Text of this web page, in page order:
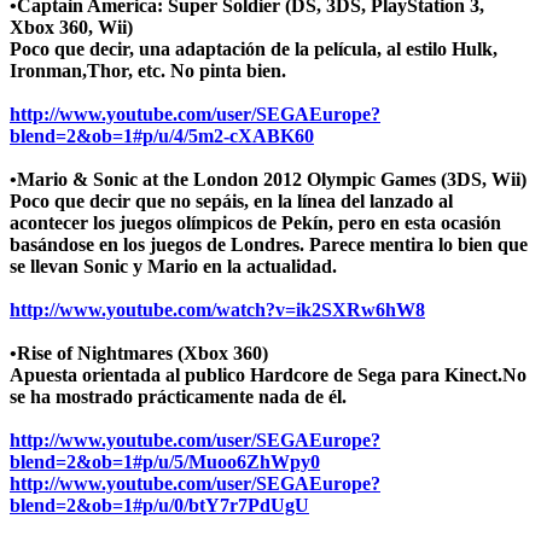
•Captain America: Super Soldier (DS, 3DS, PlayStation 3,
Xbox 360, Wii)
Poco que decir, una adaptación de la película, al estilo Hulk,
Ironman,Thor, etc. No pinta bien.
http://www.youtube.com/user/SEGAEurope?
blend=2&ob=1#p/u/4/5m2-cXABK60
•Mario & Sonic at the London 2012 Olympic Games (3DS, Wii)
Poco que decir que no sepáis, en la línea del lanzado al
acontecer los juegos olímpicos de Pekín, pero en esta ocasión
basándose en los juegos de Londres. Parece mentira lo bien que
se llevan Sonic y Mario en la actualidad.
http://www.youtube.com/watch?v=ik2SXRw6hW8
•Rise of Nightmares (Xbox 360)
Apuesta orientada al publico Hardcore de Sega para Kinect.No
se ha mostrado prácticamente nada de él.
http://www.youtube.com/user/SEGAEurope?
blend=2&ob=1#p/u/5/Muoo6ZhWpy0
http://www.youtube.com/user/SEGAEurope?
blend=2&ob=1#p/u/0/btY7r7PdUgU